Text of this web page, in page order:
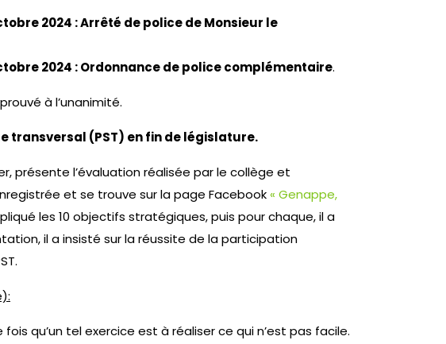
2024 : Arrêté de police de Monsieur le
2024 : Ordonnance de police complémentaire.
à l’unanimité.
transversal (PST) en fin de législature.
présente l’évaluation réalisée par le collège et
et se trouve sur la page Facebook« Genappe,
les 10 objectifs stratégiques, puis pour chaque, il a
il a insisté sur la réussite de la participation
qu’un tel exercice est à réaliser ce qui n’est pas facile.